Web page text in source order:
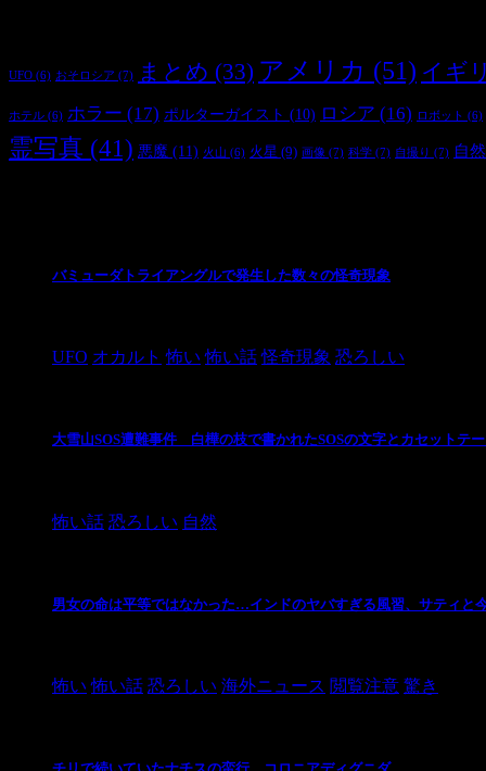
UFO (6) おそロシア (7) まとめ (33) アメリカ (51) イギ
ホテル (6) ホラー (17) ポルターガイスト (10) ロシア (16) ロボット (6)
霊写真 (41) 悪魔 (11) 火山 (6) 火星 (9) 画像 (7) 科学 (7) 自撮り (7) 自然
バミューダトライアングルで発生した数々の怪奇現象
UFO オカルト 怖い 怖い話 怪奇現象 恐ろしい
大雪山SOS遭難事件 白樺の枝で書かれたSOSの文字とカセットテ
怖い話 恐ろしい 自然
男女の命は平等ではなかった…インドのヤバすぎる風習、サティと
怖い 怖い話 恐ろしい 海外ニュース 閲覧注意 驚き